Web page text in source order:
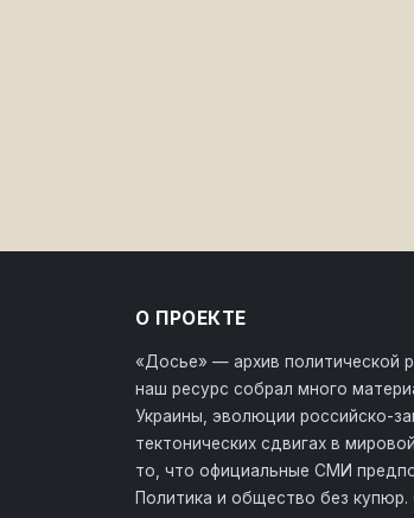
О ПРОЕКТЕ
«Досье» — архив политической
наш ресурс собрал много
Украины, эволюции российско-
тектонических сдвигах в
то, что официальные СМИ
Политика и общество без